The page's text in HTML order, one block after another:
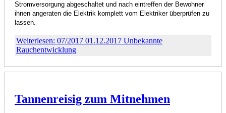
Stromversorgung abgeschaltet und nach eintreffen der Bewohner
ihnen angeraten die Elektrik komplett vom Elektriker überprüfen zu
lassen.
Weiterlesen: 07/2017 01.12.2017 Unbekannte
Rauchentwicklung
Tannenreisig zum Mitnehmen